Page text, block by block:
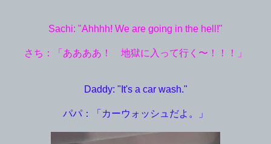
Sachi: "Ahhhh! We are going in the hell!"
さち：「ああああ！ 地獄に入って行く〜！！！」
Daddy: "It's a car wash."
パパ：「カーウォッシュだよ。」